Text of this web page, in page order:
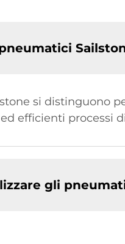
si distinguono
efficienti processi
gli